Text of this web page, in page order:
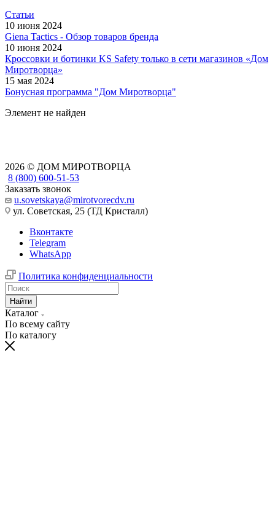
Статьи
10 июня 2024
Giena Tactics - Обзор товаров бренда
10 июня 2024
Кроссовки и ботинки KS Safety только в сети магазинов «Дом
Миротворца»
15 мая 2024
Бонусная программа "Дом Миротворца"
Элемент не найден
2026 © ДОМ МИРОТВОРЦА
8 (800) 600-51-53
Заказать звонок
u.sovetskaya@mirotvorecdv.ru
ул. Советская, 25 (ТД Кристалл)
Вконтакте
Telegram
WhatsApp
Политика конфиденциальности
Найти
Каталог
По всему сайту
По каталогу